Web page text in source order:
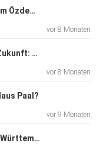
Was verdankst du der SPD, Cem Özdemir?
vor 8 Monaten
Spezialfolge: Ein Plan für die Zukunft: Warum es einen Restart für Baden-Württemberg braucht?
vor 8 Monaten
Paal?
vor 9 Monaten
Ist Kinderbetreuung in Baden-Württemberg unbezahlbar, Antonia Upmann?